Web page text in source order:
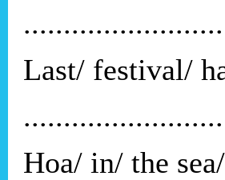
Last/ festival/
Hoa/ in/ the